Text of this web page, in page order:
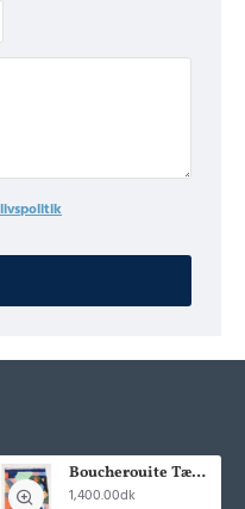
Boucherouite Tæppe 141x100cm
1,400.00dk